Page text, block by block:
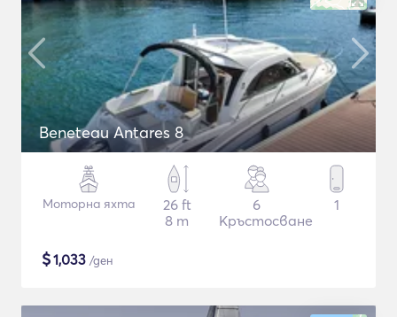
Beneteau Antares 8
Моторна яхта
26 ft
8 m
6
Кръстосване
1
$1,033 /ден